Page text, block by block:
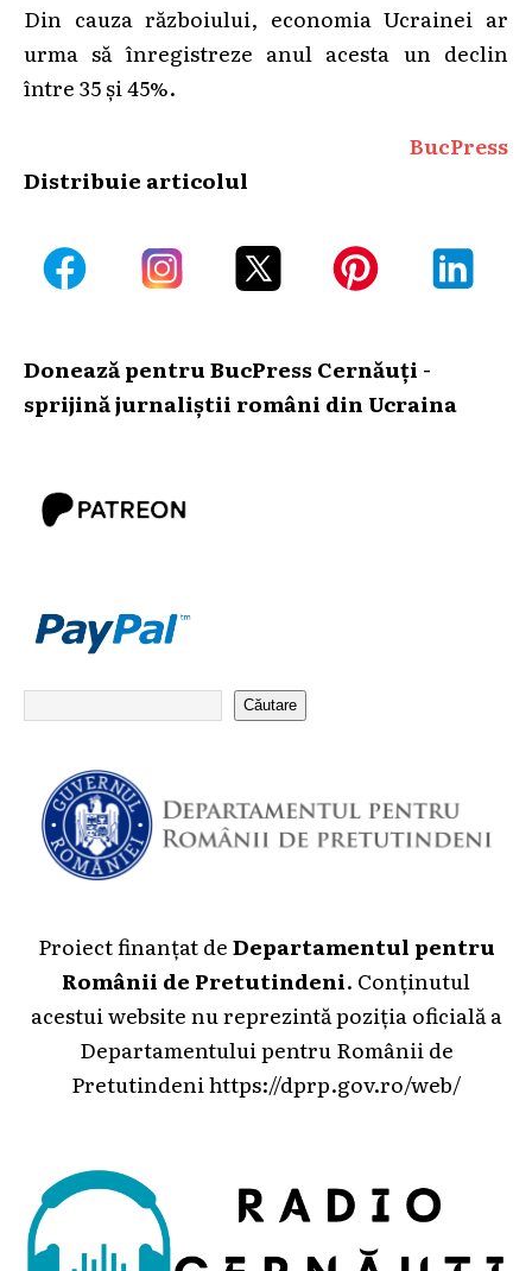
Din cauza războiului, economia Ucrainei ar
urma să înregistreze anul acesta un declin
între 35 şi 45%.
BucPress
Distribuie articolul
Donează pentru BucPress Cernăuți -
sprijină jurnaliștii români din Ucraina
Căutare
Proiect finanțat deDepartamentul pentru
Românii de Pretutindeni. Conținutul
acestui website nu reprezintă poziția oficială a
Departamentului pentru Românii de
Pretutindeni https://dprp.gov.ro/web/